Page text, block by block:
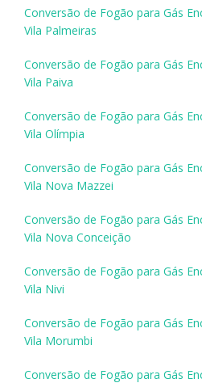
Conversão de Fogão para Gás
Vila Palmeiras
Conversão de Fogão para Gás
Vila Paiva
Conversão de Fogão para Gás
Vila Olímpia
Conversão de Fogão para Gás
Vila Nova Mazzei
Conversão de Fogão para Gás
Vila Nova Conceição
Conversão de Fogão para Gás
Vila Nivi
Conversão de Fogão para Gás
Vila Morumbi
Conversão de Fogão para Gás